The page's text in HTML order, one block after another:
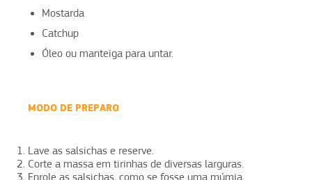
Mostarda
Catchup
Óleo ou manteiga para untar.
MODO DE PREPARO
Lave as salsichas e reserve.
Corte a massa em tirinhas de diversas larguras.
Enrole as salsichas, como se fosse uma múmia,